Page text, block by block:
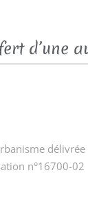
d’une
délivrée
n°16700-02